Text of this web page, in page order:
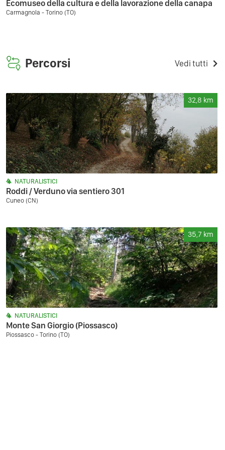
Ecomuseo della cultura e della lavorazione della canapa
Carmagnola - Torino (TO)
Percorsi Vedi tutti
32,8 km
NATURALISTICI
Roddi / Verduno via sentiero 301
Cuneo (CN)
35,7 km
NATURALISTICI
Monte San Giorgio (Piossasco)
Piossasco - Torino (TO)